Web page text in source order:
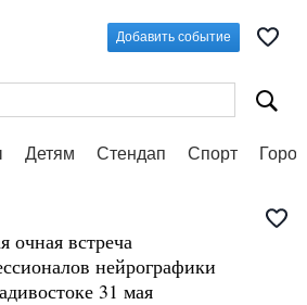
Добавить событие
Детям Стендап Спорт
очная встреча
нейрографики
31 мая